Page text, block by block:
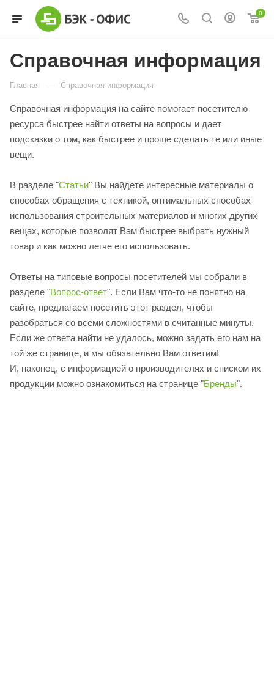
0
Справочная информация
Главная — Справочная информация
Справочная информация на сайте помогает посетителю
ресурса быстрее найти ответы на вопросы и дает
подсказки о том, как быстрее и проще сделать те или иные
вещи.
В разделе "Статьи" Вы найдете интересные материалы о
способах обращения с техникой, оптимальных способах
использования строительных материалов и многих других
вещах, которые позволят Вам быстрее выбрать нужный
товар и как можно легче его использовать.
Ответы на типовые вопросы посетителей мы собрали в
разделе "Вопрос-ответ". Если Вам что-то не понятно на
сайте, предлагаем посетить этот раздел, чтобы
разобраться со всеми сложностями в считанные минуты.
Если же ответа найти не удалось, можно задать его нам на
той же странице, и мы обязательно Вам ответим!
И, наконец, с информацией о производителях и списком их
продукции можно ознакомиться на странице "Бренды".